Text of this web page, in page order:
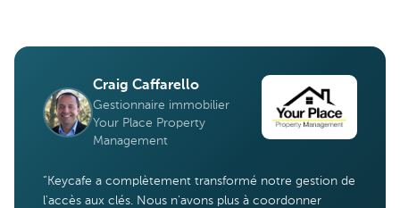
Craig Caffarello
Gestionnaire immobilier
Your Place Property
Management
“ Keycafe a complètement transformé notre gestion de
l'accès aux clés. Nous n'avons plus à coordonner